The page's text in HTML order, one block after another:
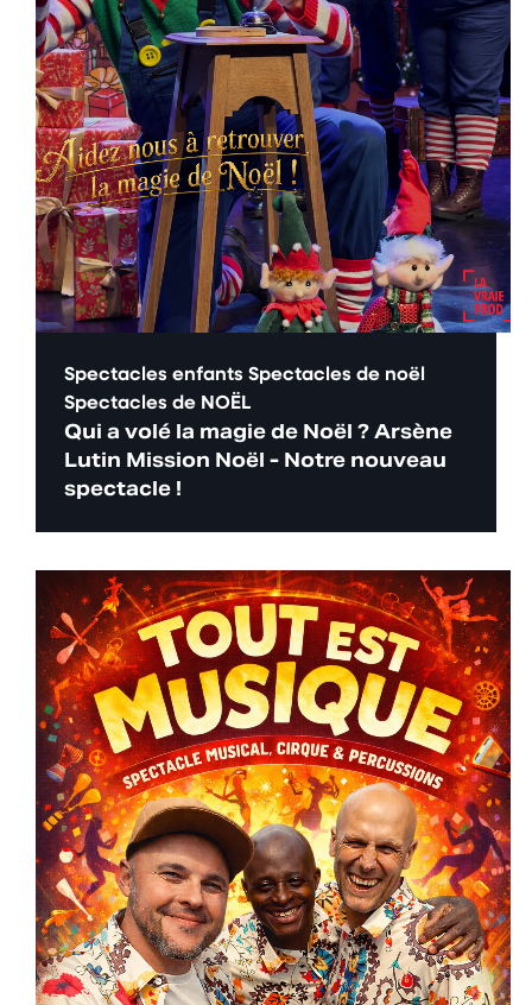
Spectacles enfants Spectacles de noël
Spectacles de NOËL
Qui a volé la magie de Noël ? Arsène
Lutin Mission Noël - Notre nouveau
spectacle !